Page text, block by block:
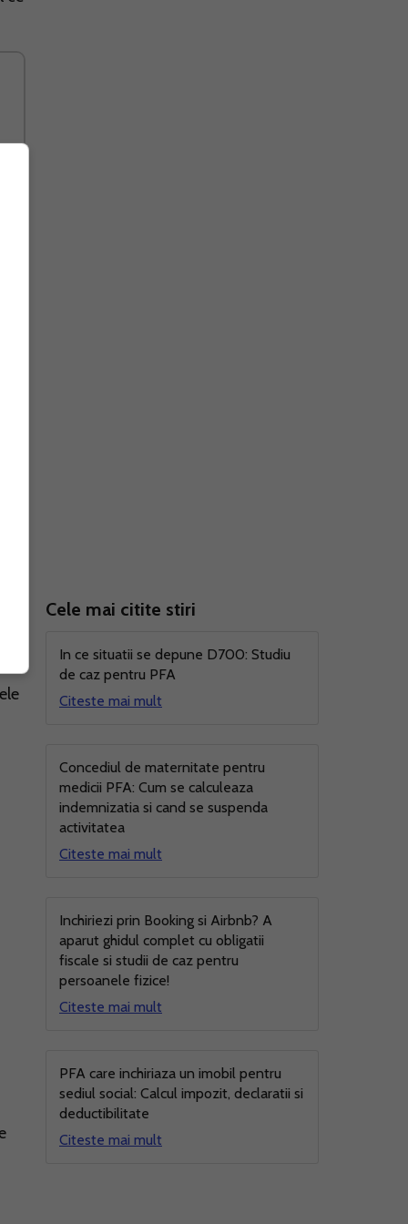
Cele mai citite stiri
In ce situatii se depune D700: Studiu
de caz pentru PFA
Citeste mai mult
Concediul de maternitate pentru
medicii PFA: Cum se calculeaza
indemnizatia si cand se suspenda
activitatea
Citeste mai mult
Inchiriezi prin Booking si Airbnb? A
aparut ghidul complet cu obligatii
fiscale si studii de caz pentru
persoanele fizice!
Citeste mai mult
PFA care inchiriaza un imobil pentru
sediul social: Calcul impozit, declaratii si
deductibilitate
Citeste mai mult